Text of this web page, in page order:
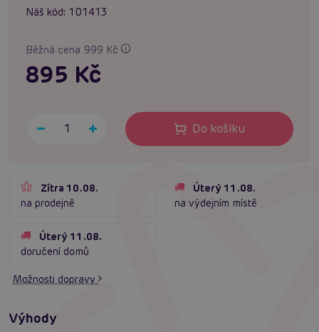
Náš kód: 101413
Běžná cena 999 Kč
895 Kč
Do košíku
Zítra 10.08.
na prodejně
Úterý 11.08.
na výdejním místě
Úterý 11.08.
doručení domů
Možnosti dopravy
Výhody